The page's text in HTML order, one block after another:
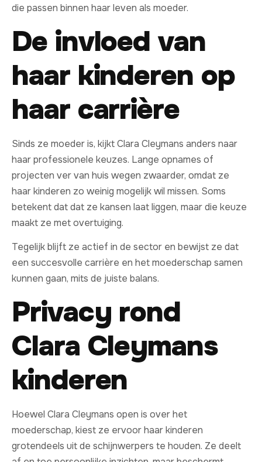
die passen binnen haar leven als moeder.
De invloed van
haar kinderen op
haar carrière
Sinds ze moeder is, kijkt Clara Cleymans anders naar
haar professionele keuzes. Lange opnames of
projecten ver van huis wegen zwaarder, omdat ze
haar kinderen zo weinig mogelijk wil missen. Soms
betekent dat dat ze kansen laat liggen, maar die keuze
maakt ze met overtuiging.
Tegelijk blijft ze actief in de sector en bewijst ze dat
een succesvolle carrière en het moederschap samen
kunnen gaan, mits de juiste balans.
Privacy rond
Clara Cleymans
kinderen
Hoewel Clara Cleymans open is over het
moederschap, kiest ze ervoor haar kinderen
grotendeels uit de schijnwerpers te houden. Ze deelt